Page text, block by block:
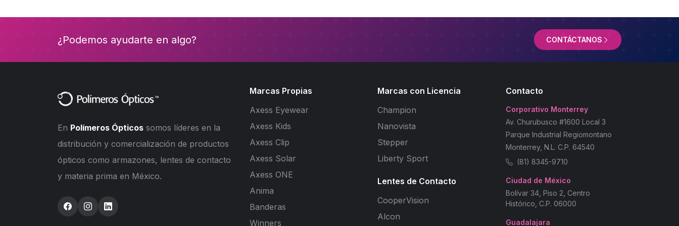
¿Podemos ayudarte en algo? CONTÁCTANOS
En Polímeros Ópticos somos líderes en la
distribución y comercialización de productos
ópticos como armazones, lentes de contacto
y materia prima en México.
Marcas Propias
Axess Eyewear
Axess Kids
Axess Clip
Axess Solar
Axess ONE
Anima
Banderas
Winners
Marcas con Licencia
Champion
Nanovista
Stepper
Liberty Sport
Lentes de Contacto
CooperVision
Alcon
Contacto
Corporativo Monterrey
Av. Churubusco #1600 Local 3
Parque Industrial Regiomontano
Monterrey, N.L. C.P. 64540
(81) 8345-9710
Ciudad de México
Bolívar 34, Piso 2, Centro
Histórico, C.P. 06000
Guadalajara